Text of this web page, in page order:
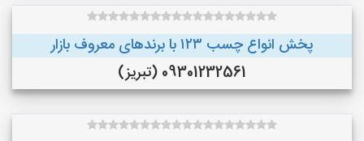
پخش انواع چسب ۱۲۳ با برندهای معروف بازار
09301232561 (تبریز)